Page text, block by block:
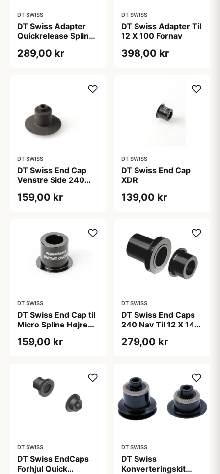
DT SWISS
DT Swiss Adapter
Quickrelease Spline
289,00 kr
DT SWISS
DT Swiss Adapter Til
12 X 100 Fornav
398,00 kr
DT SWISS
DT Swiss End Cap
Venstre Side 240
159,00 kr
DT SWISS
DT Swiss End Cap
XDR
139,00 kr
DT SWISS
DT Swiss End Cap til
Micro Spline Højre
159,00 kr
DT SWISS
DT Swiss End Caps
240 Nav Til 12 X 142
279,00 kr
DT SWISS
DT Swiss EndCaps
Forhjul Quick
DT SWISS
DT Swiss
Konverteringskit